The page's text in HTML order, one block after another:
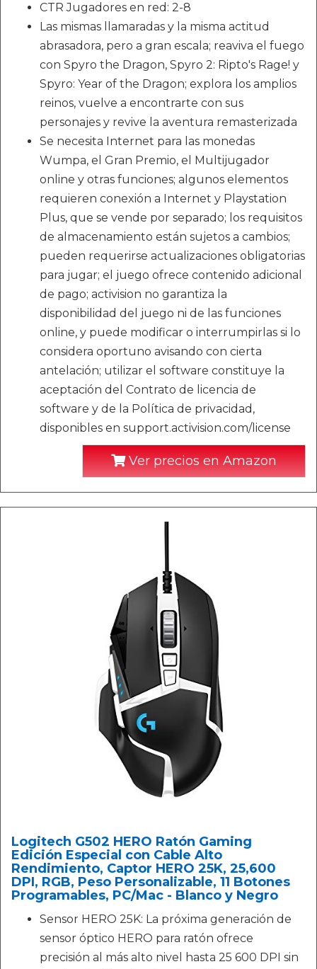
CTR Jugadores en red: 2-8
Las mismas llamaradas y la misma actitud
abrasadora, pero a gran escala; reaviva el fuego
con Spyro the Dragon, Spyro 2: Ripto's Rage! y
Spyro: Year of the Dragon; explora los amplios
reinos, vuelve a encontrarte con sus
personajes y revive la aventura remasterizada
Se necesita Internet para las monedas
Wumpa, el Gran Premio, el Multijugador
online y otras funciones; algunos elementos
requieren conexión a Internet y Playstation
Plus, que se vende por separado; los requisitos
de almacenamiento están sujetos a cambios;
pueden requerirse actualizaciones obligatorias
para jugar; el juego ofrece contenido adicional
de pago; activision no garantiza la
disponibilidad del juego ni de las funciones
online, y puede modificar o interrumpirlas si lo
considera oportuno avisando con cierta
antelación; utilizar el software constituye la
aceptación del Contrato de licencia de
software y de la Política de privacidad,
disponibles en support.activision.com/license
Ver precios en Amazon
Logitech G502 HERO Ratón Gaming
Edición Especial con Cable Alto
Rendimiento, Captor HERO 25K, 25,600
DPI, RGB, Peso Personalizable, 11 Botones
Programables, PC/Mac - Blanco y Negro
Sensor HERO 25K: La próxima generación de
sensor óptico HERO para ratón ofrece
precisión al más alto nivel hasta 25 600 DPI sin